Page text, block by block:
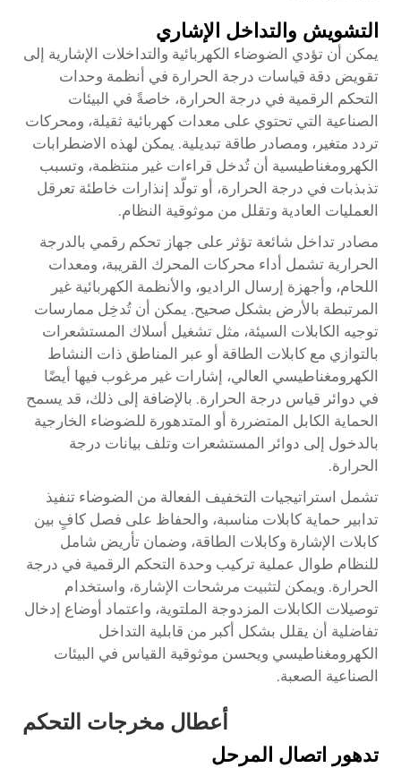
التشويش والتداخل الإشاري
يمكن أن تؤدي الضوضاء الكهربائية والتداخلات الإشارية إلى
تقويض دقة قياسات درجة الحرارة في أنظمة وحدات
التحكم الرقمية في درجة الحرارة، خاصةً في البيئات
الصناعية التي تحتوي على معدات كهربائية ثقيلة، ومحركات
تردد متغير، ومصادر طاقة تبديلية. يمكن لهذه الاضطرابات
الكهرومغناطيسية أن تُدخل قراءات غير منتظمة، وتسبب
تذبذبات في درجة الحرارة، أو تولّد إنذارات خاطئة تعرقل
العمليات العادية وتقلل من موثوقية النظام.
مصادر تداخل شائعة تؤثر على جهاز تحكم رقمي بالدرجة
الحرارية تشمل أداء محركات المحرك القريبة، ومعدات
اللحام، وأجهزة إرسال الراديو، والأنظمة الكهربائية غير
المرتبطة بالأرض بشكل صحيح. يمكن أن تُدخِل ممارسات
توجيه الكابلات السيئة، مثل تشغيل أسلاك المستشعرات
بالتوازي مع كابلات الطاقة أو عبر المناطق ذات النشاط
الكهرومغناطيسي العالي، إشارات غير مرغوب فيها أيضًا
في دوائر قياس درجة الحرارة. بالإضافة إلى ذلك، قد يسمح
الحماية الكابل المتضررة أو المتدهورة للضوضاء الخارجية
بالدخول إلى دوائر المستشعرات وتلف بيانات درجة
الحرارة.
تشمل استراتيجيات التخفيف الفعالة من الضوضاء تنفيذ
تدابير حماية كابلات مناسبة، والحفاظ على فصل كافٍ بين
كابلات الإشارة وكابلات الطاقة، وضمان تأريض شامل
للنظام طوال عملية تركيب وحدة التحكم الرقمية في درجة
الحرارة. ويمكن لتثبيت مرشحات الإشارة، واستخدام
توصيلات الكابلات المزدوجة الملتوية، واعتماد أوضاع إدخال
تفاضلية أن يقلل بشكل أكبر من قابلية التداخل
الكهرومغناطيسي ويحسن موثوقية القياس في البيئات
الصناعية الصعبة.
أعطال مخرجات التحكم
تدهور اتصال المرحل